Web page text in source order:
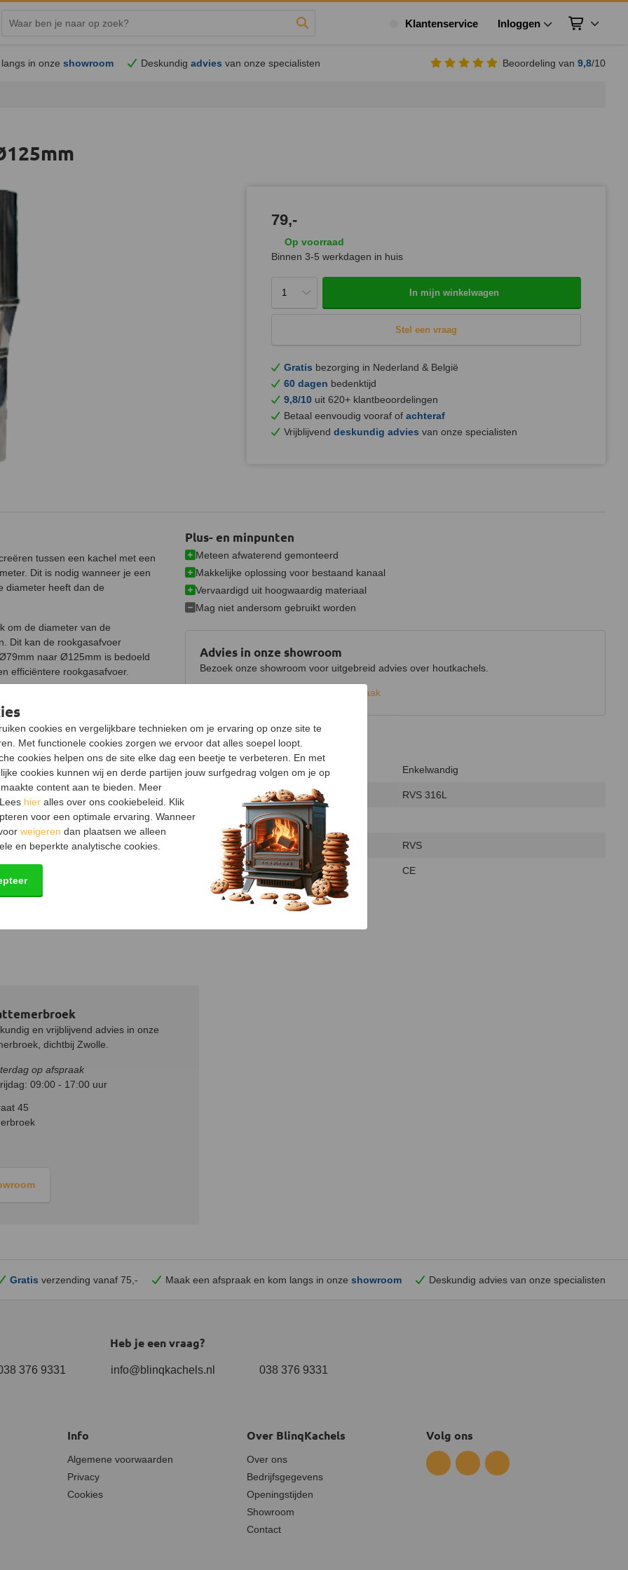
Klantenservice Inloggen Winkelwagen
langs in onzeshowroom Deskundigadvies van onze specialisten Beoordeling van 9,8/10
79,-
Op voorraad
Binnen 3-5 werkdagen in huis
In mijn winkelwagen
Stel een vraag
Gratis bezorging in Nederland & België
60 dagen bedenktijd
9,8/10 uit 620+ klantbeoordelingen
Betaal eenvoudig vooraf of achteraf
Vrijblijvend deskundig advies van onze specialisten
tussen een kachel met een
Dit is nodig wanneer je een
diameter heeft dan de
om de diameter van de
Dit kan de rookgasafvoer
naar Ø125mm is bedoeld
efficiëntere rookgasafvoer.
van 80 mm over de
van 125 mm past over de
dat alle verbindingen goed
Plus- en minpunten
Meteen afwaterend gemonteerd
Makkelijke oplossing voor bestaand kanaal
Vervaardigd uit hoogwaardig materiaal
Mag niet andersom gebruikt worden
Advies in onze showroom
Bezoek onze showroom voor uitgebreid advies over houtkachels.
Bekijk showroom en maak een afspraak
Specificaties
Uitvoering
Enkelwandig
RVS 316L
Verjonging
RVS
Keurmerk CE
en vrijblijvend advies in onze
dichtbij Zwolle.
op afspraak
09:00 - 17:00 uur
45
Gratis verzending vanaf 75,- Maak een afspraak en kom langs in onze showroom Deskundig advies van onze specialisten
Heb je een vraag?
376 9331 info@blinqkachels.nl 038 376 9331
Info
Algemene voorwaarden
Privacy
Cookies
Over BlinqKachels
Over ons
Bedrijfsgegevens
Openingstijden
Showroom
Contact
Volg ons
cookies en vergelijkbare technieken om je ervaring op onze site te
Met functionele cookies zorgen we ervoor dat alles soepel loopt.
cookies helpen ons de site elke dag een beetje te verbeteren. En met
cookies kunnen wij en derde partijen jouw surfgedrag volgen om je op
content aan te bieden. Meer
hier alles over ons cookiebeleid. Klik
voor een optimale ervaring. Wanneer
weigeren dan plaatsen we alleen
en beperkte analytische cookies.